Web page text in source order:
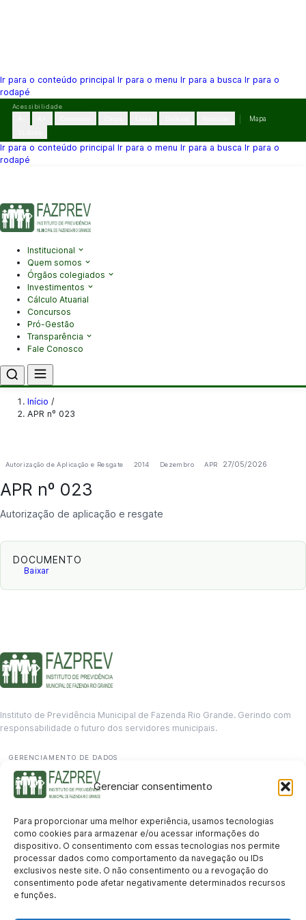
Gerenciar consentimento
Para proporcionar uma melhor experiência, usamos tecnologias
como cookies para armazenar e/ou acessar informações do
dispositivo. O consentimento com essas tecnologias nos permite
processar dados como comportamento da navegação ou IDs
exclusivos neste site. O não consentimento ou a revogação do
consentimento pode afetar negativamente determinados recursos
e funções.
Ir para o conteúdo principal Ir para o menu Ir para a busca Ir para o
rodapé
Pular
conteúdo
Acessibilidade
Mapa
Ir para o conteúdo principal Ir para o menu Ir para a busca Ir para o
rodapé
Institucional
Quem somos
Órgãos colegiados
Investimentos
Cálculo Atuarial
Concursos
Pró-Gestão
Transparência
Fale Conosco
Início /
APR nº 023
Autorização de Aplicação e Resgate 2014 Dezembro APR 27/05/2026
APR nº 023
Autorização de aplicação e resgate
DOCUMENTO
Baixar
Instituto de Previdência Municipal de Fazenda Rio Grande. Gerindo com
responsabilidade o futuro dos servidores municipais.
GERENCIAMENTO DE DADOS
Departamento de informação
contato@fazprev.pr.gov.br
(41) 3995-2146
Serviços
Aposentadoria Pensão por Morte Benefício por Invalidez Auxílio Doença
Holerite Online Protocolo Online
Transparência
Portal da Transparência